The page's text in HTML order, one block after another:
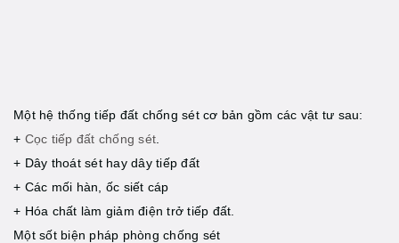
Một hệ thống tiếp đất chống sét cơ bản gồm các vật tư sau:
+ Cọc tiếp đất chống sét
+ Dây thoát sét hay dây tiếp đất
+ Các mối hàn, ốc siết cáp
+ Hóa chất làm giảm điện trở tiếp đất.
Một sốt biện pháp phòng chống sét